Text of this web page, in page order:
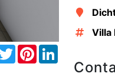
TwitterPinterest
Villa